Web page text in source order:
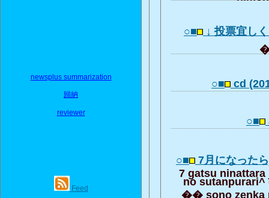
newsplus summarization
歸納
reviewer
Feed
○■ ↓ 投票宜し
○■ cd
○■
○■ 7月になった
7 gatsu
no sutanpurari^
�� sono zenka